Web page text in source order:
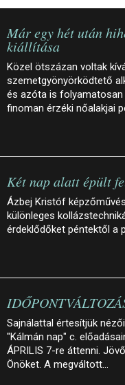
Már egy hét után
kiállítása
Közel ötszázan voltak
szemetgyönyörködtető
és azóta is folyamatosan
finoman érzéki nőalakjai
Két nap alatt épült
Ázbej Kristóf
különleges
érdeklődőket péntektől a
Sajnálattal értesítjük
"Kálmán nap" c.
ÁPRILIS 7-re áttenni.
Önöket. A megváltott…